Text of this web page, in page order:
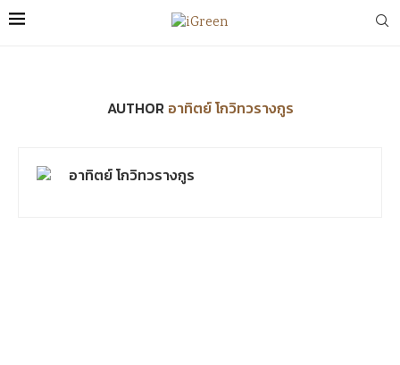
AUTHOR อาทิตย์ โกวิทวรางกูร
อาทิตย์ โกวิทวรางกูร